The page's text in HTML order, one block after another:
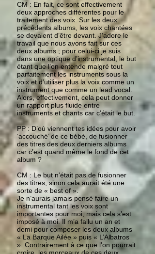
CM : En fait, ce sont effectivement
deux approches différentes pour le
traitement des voix. Sur les deux
précédents albums, les voix chantées
se devaient d’être devant. J’adore le
travail que nous avons fait sur ces
deux albums ; pour celui-ci je suis
dans une optique d’instrumental, le but
étant que l’on entende malgré tout
parfaitement les instruments sous la
voix et d’utiliser plus la voix comme un
instrument que comme un lead vocal.
Alors, effectivement, cela peut donner
un rapport plus fluide entre
instruments et chants car c’était le but.
PP : D’où viennent tes idées pour avoir
‘accouché’ de ce bébé, de fusionner
des titres des deux derniers albums
car c’est quand même le fond de cet
album ?
CM : Le but n’était pas de fusionner
des titres, sinon cela aurait été une
sorte de « best of ».
Je n’aurais jamais pensé faire un
instrumental tant les voix sont
importantes pour moi, mais cela s’est
imposé à moi. Il m’a fallu un an et
demi pour composer les deux albums
« La Barque Ailée » puis « L’Albatros
». Contrairement à ce que l’on pourrait